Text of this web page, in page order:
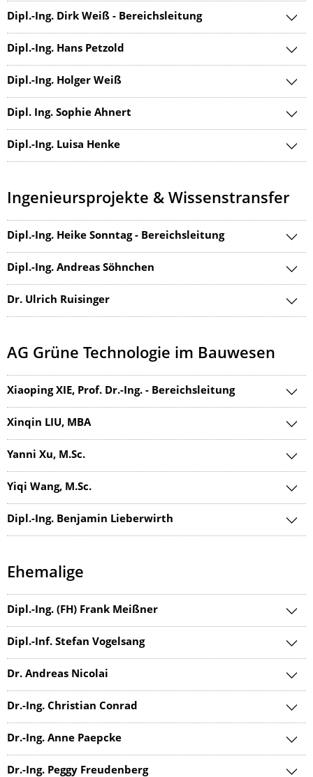
Dipl.-Ing. Dirk Weiß - Bereichsleitung
Dipl.-Ing. Hans Petzold
Dipl.-Ing. Holger Weiß
Dipl. Ing. Sophie Ahnert
Dipl.-Ing. Luisa Henke
Ingenieursprojekte & Wissenstransfer
Dipl.-Ing. Heike Sonntag - Bereichsleitung
Dipl.-Ing. Andreas Söhnchen
Dr. Ulrich Ruisinger
AG Grüne Technologie im Bauwesen
Xiaoping XIE, Prof. Dr.-Ing. - Bereichsleitung
Xinqin LIU, MBA
Yanni Xu, M.Sc.
Yiqi Wang, M.Sc.
Dipl.-Ing. Benjamin Lieberwirth
Ehemalige
Dipl.-Ing. (FH) Frank Meißner
Dipl.-Inf. Stefan Vogelsang
Dr. Andreas Nicolai
Dr.-Ing. Christian Conrad
Dr.-Ing. Anne Paepcke
Dr.-Ing. Peggy Freudenberg